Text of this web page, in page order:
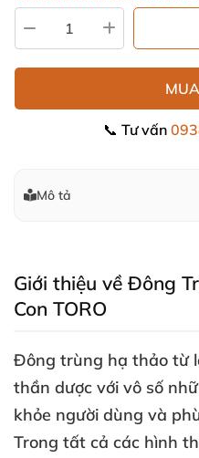
📞 Tư vấn
Mô tả
Giới thiệu về Đông
Con TORO
Đông trùng hạ thảo từ
thần dược với vô số
khỏe người dùng và
Trong tất cả các hình